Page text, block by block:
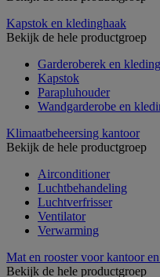
Kapstok en kledinghaak
Bekijk de hele productgroep
Garderoberek en
Kapstok
Parapluhouder
Wandgarderobe en
Klimaatbeheersing kantoor
Bekijk de hele productgroep
Airconditioner
Luchtbehandeling
Luchtverfrisser
Ventilator
Verwarming
Mat en rooster voor kantoor
Bekijk de hele productgroep